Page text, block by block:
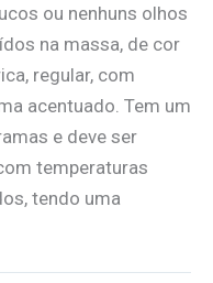
ou nenhuns olhos
na massa, de cor
regular, com
acentuado. Tem um
e deve ser
temperaturas
tendo uma